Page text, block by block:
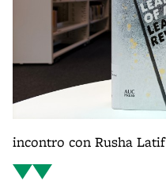
incontro con Rusha Latif